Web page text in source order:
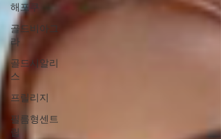
해포쿠
골드비아그
라
골드시알리
스
프릴리지
필름형센트
립